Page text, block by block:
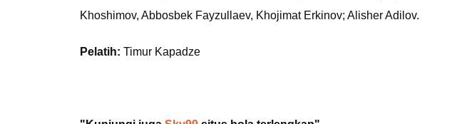
Khoshimov, Abbosbek Fayzullaev, Khojimat Erkinov; Alisher Adilov.
Pelatih: Timur Kapadze